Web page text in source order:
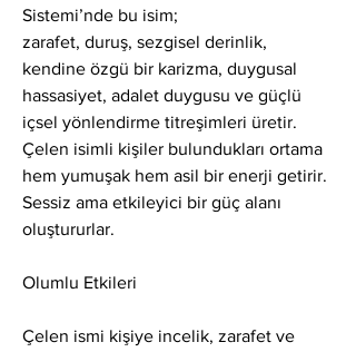
Sistemi’nde bu isim;
zarafet, duruş, sezgisel derinlik,
kendine özgü bir karizma, duygusal
hassasiyet, adalet duygusu ve güçlü
içsel yönlendirme titreşimleri üretir.
Çelen isimli kişiler bulundukları ortama
hem yumuşak hem asil bir enerji getirir.
Sessiz ama etkileyici bir güç alanı
oluştururlar.
Olumlu Etkileri
Çelen ismi kişiye incelik, zarafet ve